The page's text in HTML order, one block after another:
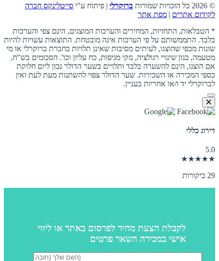
© 2026 כל הזכויות שמורות ברוקרלי | פיתוח ע"י סייטלינקס חברה
לקידום אתרים | מפת אתר
* הטבלאות, התחזיות, המחירים והערכות המוצגים, הינם צפי והערכות
בלבד. התממשותם על פי הערכות אינה מובטחת. התוצאות עשויות להיות
שונות מכפי שהוצגו, לעיתים מסיבות שאינן תלויות בחברת ברוקרלי או מי
מטעמה, כגון שינויי רגולציה, נזקי מגיפות, כח עליון וכו'. הסכומים בש"ח,
אם הוצגו, הינם להשערה בלבד ותלויים בשער הדולר נכון ליום חלוקת
כספי המכירה או השכירות. שער הדולר צפוי להשתנות מעת לעת ואין
לברוקרלי יד ו/או אחריות בעניין.
דירוג כללי
5.0
★★★★★
29 ביקורות
לקבלת הצעת מחיר לפרסום באתר או ליווי
אישי במכירה השאר פרטים